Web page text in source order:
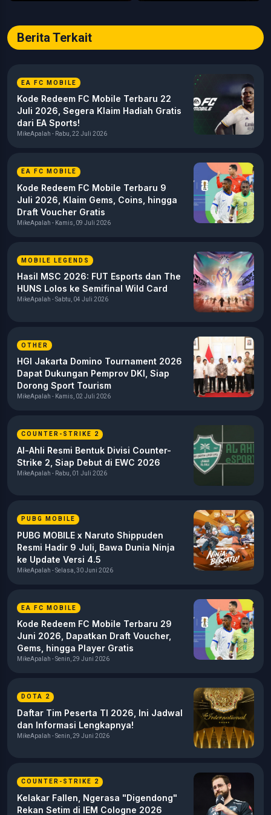
Berita Terkait
EA FC MOBILE
Kode Redeem FC Mobile Terbaru 22
Juli 2026, Segera Klaim Hadiah Gratis
dari EA Sports!
MikeApalah - Rabu, 22 Juli 2026
EA FC MOBILE
Kode Redeem FC Mobile Terbaru 9
Juli 2026, Klaim Gems, Coins, hingga
Draft Voucher Gratis
MikeApalah - Kamis, 09 Juli 2026
MOBILE LEGENDS
Hasil MSC 2026: FUT Esports dan The
HUNS Lolos ke Semifinal Wild Card
MikeApalah - Sabtu, 04 Juli 2026
OTHER
HGI Jakarta Domino Tournament 2026
Dapat Dukungan Pemprov DKI, Siap
Dorong Sport Tourism
MikeApalah - Kamis, 02 Juli 2026
COUNTER-STRIKE 2
Al-Ahli Resmi Bentuk Divisi Counter-
Strike 2, Siap Debut di EWC 2026
MikeApalah - Rabu, 01 Juli 2026
PUBG MOBILE
PUBG MOBILE x Naruto Shippuden
Resmi Hadir 9 Juli, Bawa Dunia Ninja
ke Update Versi 4.5
MikeApalah - Selasa, 30 Juni 2026
EA FC MOBILE
Kode Redeem FC Mobile Terbaru 29
Juni 2026, Dapatkan Draft Voucher,
Gems, hingga Player Gratis
MikeApalah - Senin, 29 Juni 2026
DOTA 2
Daftar Tim Peserta TI 2026, Ini Jadwal
dan Informasi Lengkapnya!
MikeApalah - Senin, 29 Juni 2026
COUNTER-STRIKE 2
Kelakar Fallen, Ngerasa "Digendong"
Rekan Setim di IEM Cologne 2026